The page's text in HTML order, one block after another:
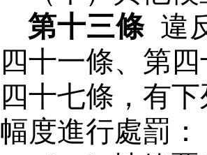
第十三條 違
四十一條、第
四十七條，有
幅度進行處罰：